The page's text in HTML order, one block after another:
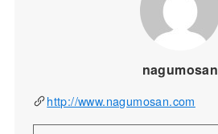
nagumosan
http://www.nagumosan.com